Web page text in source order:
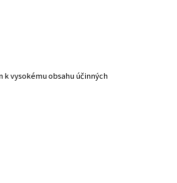
k vysokému obsahu účinných